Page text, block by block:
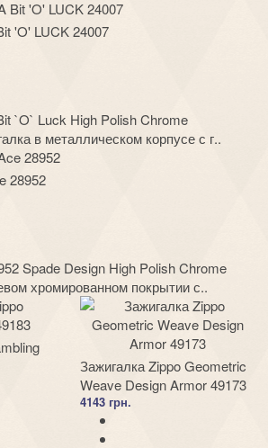
'O' LUCK 24007
`O` Luck High Polish Chrome
в металлическом корпусе с г..
28952
Spade Design High Polish Chrome
хромированном покрытии с..
Зажигалка Zippo Geometric
Weave Design Armor 49173
4143 грн.